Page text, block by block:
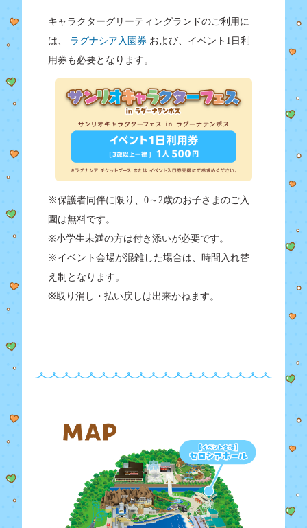
キャラクターグリーティングランドのご利用に
は、 ラグナシア入園券 および、イベント1日利
用券も必要となります。
※保護者同伴に限り、0～2歳のお子さまのご入
園は無料です。
※小学生未満の方は付き添いが必要です。
※イベント会場が混雑した場合は、時間入れ替
え制となります。
※取り消し・払い戻しは出来かねます。